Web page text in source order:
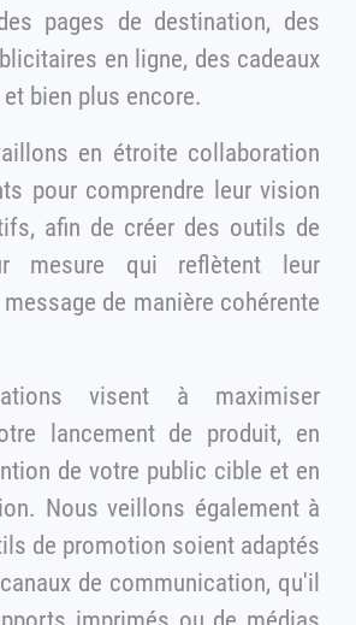
pages de destination, des
promotionnels et bien plus encore.
collaboration
comprendre leur vision
afin de créer des outils de
de manière cohérente
à maximiser
lancement de produit, en
de votre public cible et en
soient adaptés
de communication, qu'il